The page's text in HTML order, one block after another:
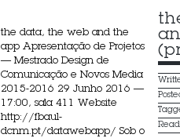
the data, the web and the
app Apresentação de Projetos
— Mestrado Design de
Comunicação e Novos Media
2015-2016 29 Junho 2016 —
17:00, sala 411 Website
http://fbaul-
dcnm.pt/datawebapp/ Sob o